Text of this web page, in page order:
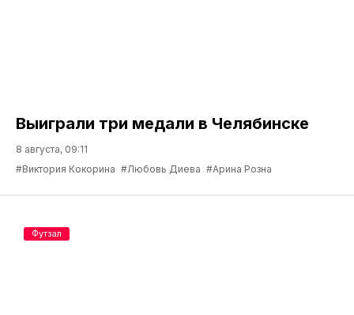
Выиграли три медали в Челябинске
8 августа, 09:11
#Виктория Кокорина #Любовь Диева #Арина Розна
Футзал